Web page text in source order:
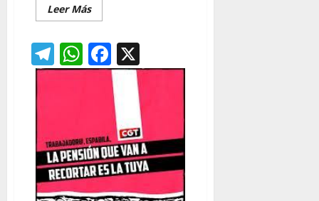
Leer MásLeer
más
Derechos
de
conciliación,
permisos
retribuidos.
Entrevista
Radio
Telegram
WhatsApp
Facebook